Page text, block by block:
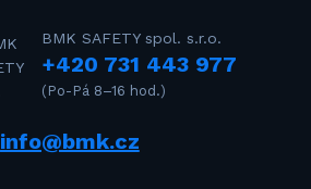
BMK SAFETY spol. s.r.o.
+420 731 443 977
(Po-Pá 8–16 hod.)
info@bmk.cz